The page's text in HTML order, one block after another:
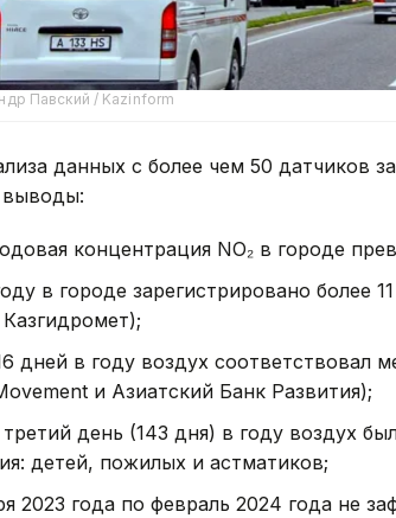
Павский / Kazinform
данных с более чем 50 датчиков
концентрация NO₂ в городе
в городе зарегистрировано более
дней в году воздух соответствовал
и Азиатский Банк Развития);
день (143 дня) в году воздух
детей, пожилых и астматиков;
2023 года по февраль 2024 года не